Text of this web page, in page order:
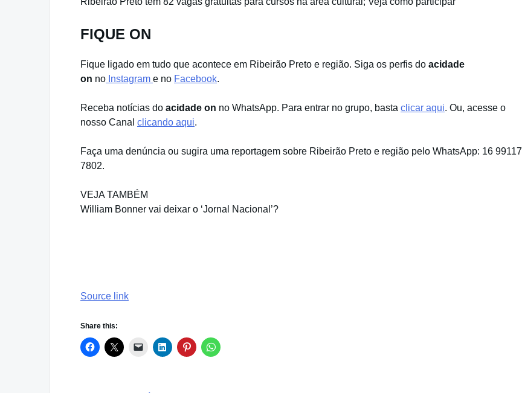
FIQUE ON
Fique ligado em tudo que acontece em Ribeirão Preto e região. Siga os perfis do acidade
on no Instagram e no Facebook.
Receba notícias do acidade on no WhatsApp. Para entrar no grupo, basta clicar aqui. Ou, acesse o
nosso Canal clicando aqui.
Faça uma denúncia ou sugira uma reportagem sobre Ribeirão Preto e região pelo WhatsApp: 16 99117
7802.
VEJA TAMBÉM
William Bonner vai deixar o ‘Jornal Nacional’?
Source link
Share this: